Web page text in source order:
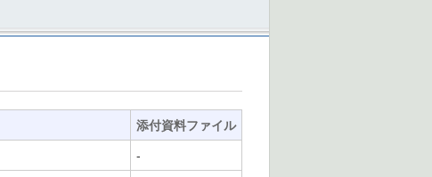
添付資料ファイル
-